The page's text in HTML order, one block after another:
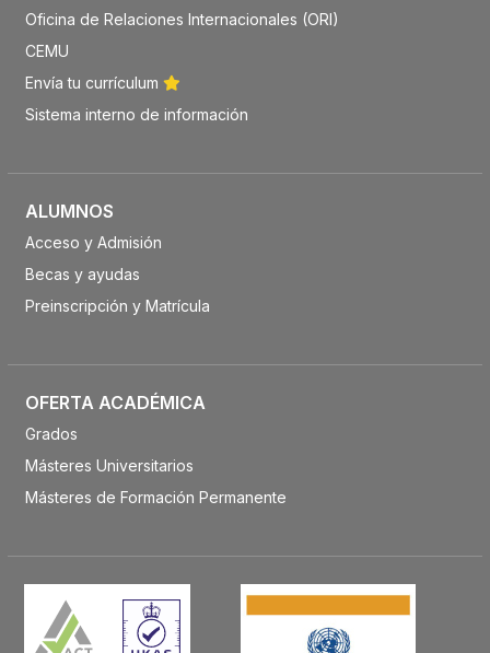
Oficina de Relaciones Internacionales (ORI)
CEMU
Envía tu currículum
Sistema interno de información
ALUMNOS
Acceso y Admisión
Becas y ayudas
Preinscripción y Matrícula
OFERTA ACADÉMICA
Grados
Másteres Universitarios
Másteres de Formación Permanente